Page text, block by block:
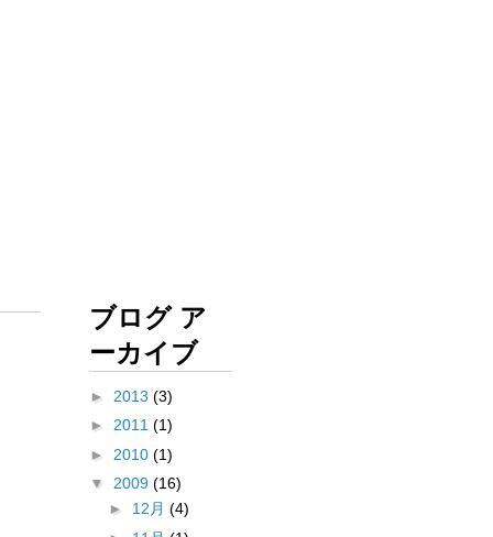
ブログ ア
ーカイブ
► 2013 (3)
► 2011 (1)
► 2010 (1)
▼ 2009 (16)
► 12月 (4)